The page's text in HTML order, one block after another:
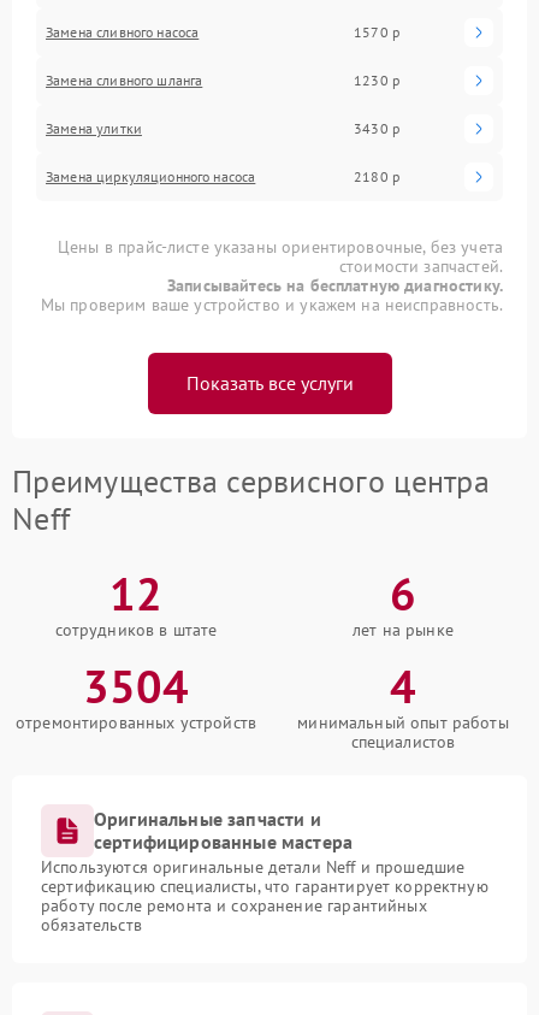
Замена сливного насоса 1570 р
Замена сливного шланга 1230 р
Замена улитки 3430 р
Замена циркуляционного насоса 2180 р
Цены в прайс-листе указаны ориентировочные, без учета
стоимости запчастей.
Записывайтесь на бесплатную диагностику.
Мы проверим ваше устройство и укажем на неисправность.
Показать все услуги
Преимущества сервисного центра
Neff
12
сотрудников в штате
6
лет на рынке
3504
отремонтированных устройств
4
минимальный опыт работы
специалистов
Оригинальные запчасти и
сертифицированные мастера
Используются оригинальные детали Neff и прошедшие
сертификацию специалисты, что гарантирует корректную
работу после ремонта и сохранение гарантийных
обязательств